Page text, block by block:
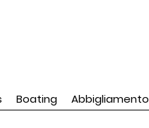
Boating Abbigliamento